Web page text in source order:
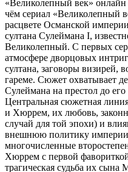
«Великолепный век»
чём сериал «Великолепный
расцвете Османской
султана Сулеймана I,
Великолепный. С первых
атмосфере дворцовых
султана, заговоры визирей,
гареме. Сюжет охватывает
Сулеймана на престол до
Центральная сюжетная
и Хюррем, их любовь,
случай для той эпохи) и
внешнюю политику
многочисленные
Хюррем с первой
трагическая судьба их